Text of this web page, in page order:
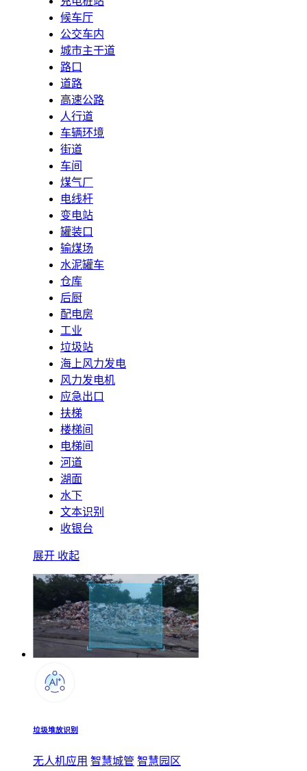
候车厅
公交车内
城市主干道
路口
道路
高速公路
人行道
车辆环境
街道
车间
煤气厂
电线杆
变电站
罐装口
输煤场
水泥罐车
仓库
后厨
配电房
工业
垃圾站
海上风力发电
风力发电机
应急出口
扶梯
楼梯间
电梯间
河道
湖面
水下
文本识别
收银台
展开 收起
垃圾堆放识别
无人机应用 智慧城管 智慧园区